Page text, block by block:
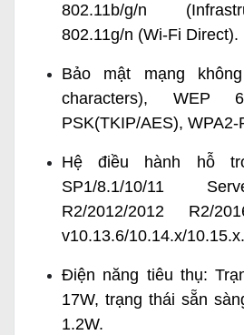
802.11b/g/n
802.11g/n (Wi-Fi Direct).
Bảo mật mạng
characters), WEP
PSK(TKIP/AES),
Hệ điều hành hỗ
SP1/8.1/10/11
R2/2012/2012 R2/
v10.13.6/10.14.x/10.15.x.
Điện năng tiêu thụ:
17W, trạng thái sẵn
1.2W.